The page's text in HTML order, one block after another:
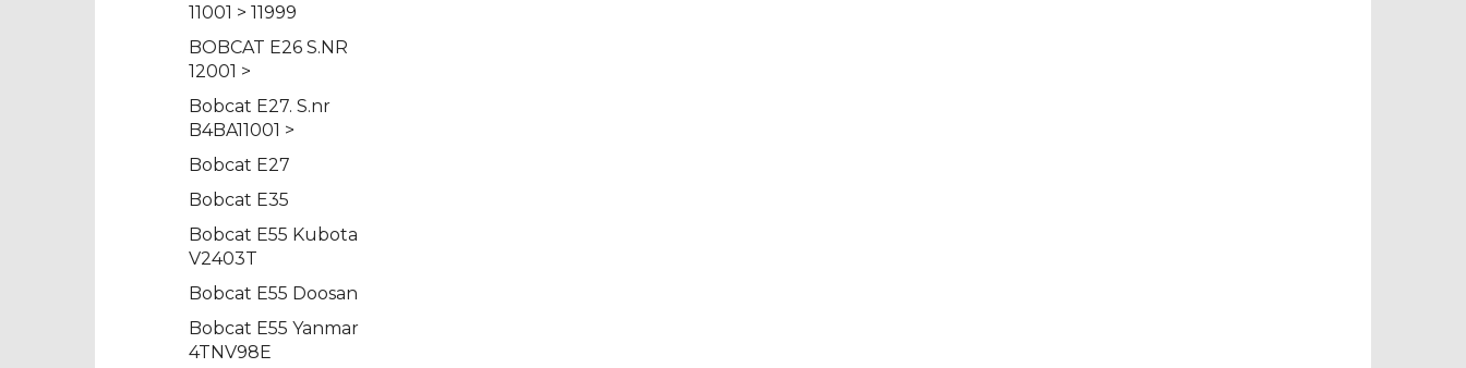
11001 > 11999
BOBCAT E26 S.NR
12001 >
Bobcat E27. S.nr
B4BA11001 >
Bobcat E27
Bobcat E35
Bobcat E55 Kubota
V2403T
Bobcat E55 Doosan
Bobcat E55 Yanmar
4TNV98E